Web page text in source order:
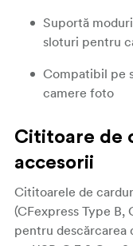
Suportă
sloturi pentru
Compatibil pe
camere foto
Cititoare de
accesorii
Cititoarele de
(CFexpress Type B,
pentru descărcarea